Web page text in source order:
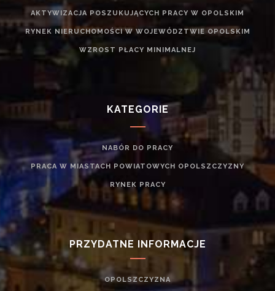
AKTYWIZACJA POSZUKUJĄCYCH PRACY W OPOLSKIM
RYNEK NIERUCHOMOŚCI W WOJEWÓDZTWIE OPOLSKIM
WZROST PŁACY MINIMALNEJ
KATEGORIE
NABÓR DO PRACY
PRACA W MIASTACH POWIATOWYCH OPOLSZCZYZNY
RYNEK PRACY
PRZYDATNE INFORMACJE
OPOLSZCZYZNA